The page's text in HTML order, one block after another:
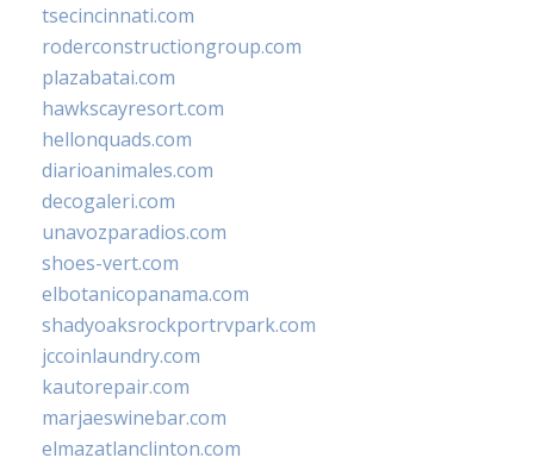
tsecincinnati.com
roderconstructiongroup.com
plazabatai.com
hawkscayresort.com
hellonquads.com
diarioanimales.com
decogaleri.com
unavozparadios.com
shoes-vert.com
elbotanicopanama.com
shadyoaksrockportrvpark.com
jccoinlaundry.com
kautorepair.com
marjaeswinebar.com
elmazatlanclinton.com